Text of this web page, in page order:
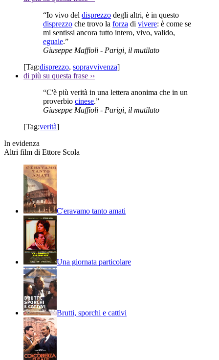
“Io vivo del disprezzo degli altri, è in questo
disprezzo che trovo la forza di vivere: è come se
mi sentissi ancora tutto intero, vivo, valido,
eguale.”
Giuseppe Maffioli - Parigi, il mutilato
[Tag:disprezzo, sopravvivenza]
di più su questa frase ››
“C'è più verità in una lettera anonima che in un
proverbio cinese.”
Giuseppe Maffioli - Parigi, il mutilato
[Tag:verità]
In evidenza
Altri film di Ettore Scola
C'eravamo tanto amati
Una giornata particolare
Brutti, sporchi e cattivi